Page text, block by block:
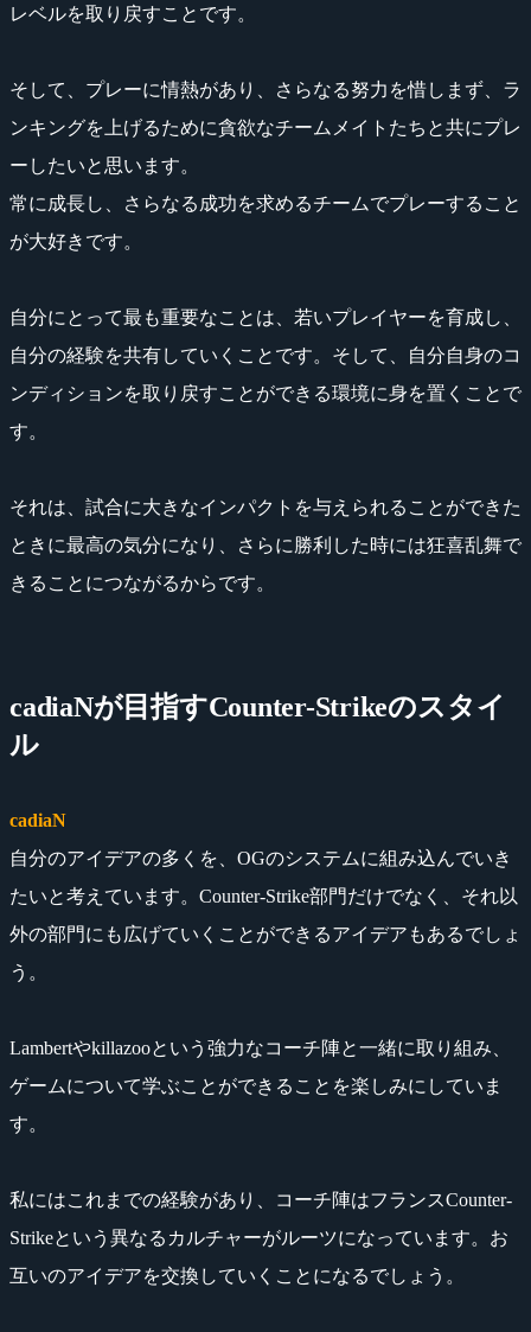
レベルを取り戻すことです。
そして、プレーに情熱があり、さらなる努力を惜しまず、ラ
ンキングを上げるために貪欲なチームメイトたちと共にプレ
ーしたいと思います。
常に成長し、さらなる成功を求めるチームでプレーすること
が大好きです。
自分にとって最も重要なことは、若いプレイヤーを育成し、
自分の経験を共有していくことです。そして、自分自身のコ
ンディションを取り戻すことができる環境に身を置くことで
す。
それは、試合に大きなインパクトを与えられることができた
ときに最高の気分になり、さらに勝利した時には狂喜乱舞で
きることにつながるからです。
cadiaNが目指すCounter-Strikeのスタイ
ル
cadiaN
自分のアイデアの多くを、OGのシステムに組み込んでいき
たいと考えています。Counter-Strike部門だけでなく、それ以
外の部門にも広げていくことができるアイデアもあるでしょ
う。
Lambertやkillazooという強力なコーチ陣と一緒に取り組み、
ゲームについて学ぶことができることを楽しみにしていま
す。
私にはこれまでの経験があり、コーチ陣はフランスCounter-
Strikeという異なるカルチャーがルーツになっています。お
互いのアイデアを交換していくことになるでしょう。